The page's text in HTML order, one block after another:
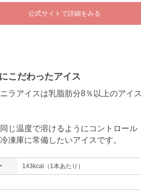
公式サイトで詳細をみる
こだわったアイス
ラアイスは乳脂肪分8％以上のアイス
じ温度で溶けるようにコントロール
凍庫に常備したいアイスです。
143kcal（1本あたり）